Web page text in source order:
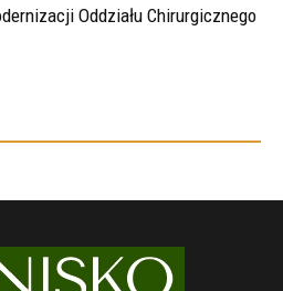
Oddziału Chirurgicznego